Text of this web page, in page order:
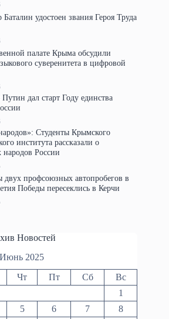
Баталин удостоен звания Героя Труда
палате Крыма обсудили
суверенитета в цифровой
дал старт Году единства
Студенты Крымского
института рассказали о
народов России
профсоюзных автопробегов в
Победы пересеклись в Керчи
Новостей
Июнь 2025
Чт Пт Сб
Вс
1
5 6 7
8